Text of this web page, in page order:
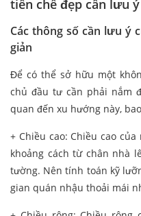
tiền chế đẹp cần lưu
Các thông số cần lưu ý
giản
Để có thể sở hữu một
chủ đầu tư cần phải nắm
quan đến xu hướng này,
+ Chiều cao: Chiều cao
khoảng cách từ chân nhà
tường. Nên tính toán kỹ
gian quán nhậu thoải mái